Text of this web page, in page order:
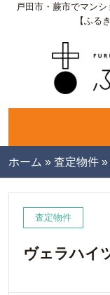
戸田市・蕨市でマン
【ふる
ホーム » 査定物件 »
査定物件
ヴェラハイ